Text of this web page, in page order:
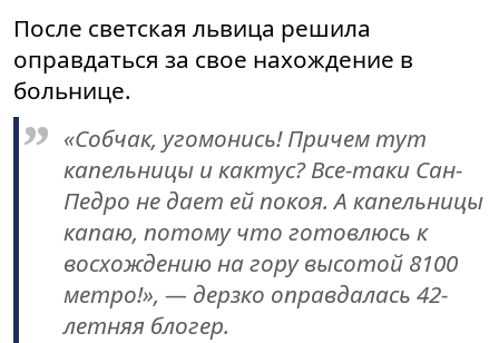
После светская львица решила
оправдаться за свое нахождение в
больнице.
«Собчак, угомонись! Причем тут
капельницы и кактус? Все-таки Сан-
Педро не дает ей покоя. А капельницы
капаю, потому что готовлюсь к
восхождению на гору высотой 8100
метро!», — дерзко оправдалась 42-
летняя блогер.